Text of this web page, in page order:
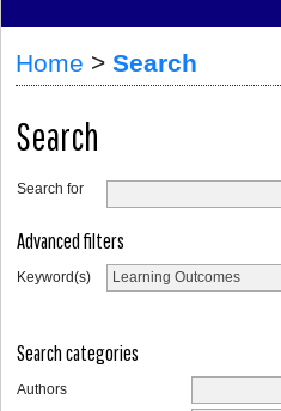
Home > Search
Search
Search for
Advanced filters
Keyword(s)
Search categories
Authors